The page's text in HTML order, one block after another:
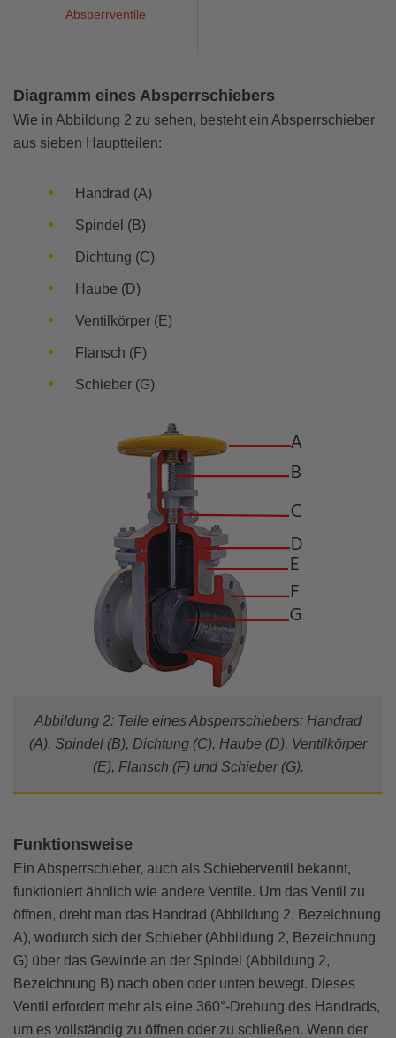
Absperrventile
Diagramm eines Absperrschiebers
Wie in Abbildung 2 zu sehen, besteht ein Absperrschieber
aus sieben Hauptteilen:
Handrad (A)
Spindel (B)
Dichtung (C)
Haube (D)
Ventilkörper (E)
Flansch (F)
Schieber (G)
Abbildung 2: Teile eines Absperrschiebers: Handrad
(A), Spindel (B), Dichtung (C), Haube (D), Ventilkörper
(E), Flansch (F) und Schieber (G).
Funktionsweise
Ein Absperrschieber, auch als Schieberventil bekannt,
funktioniert ähnlich wie andere Ventile. Um das Ventil zu
öffnen, dreht man das Handrad (Abbildung 2, Bezeichnung
A), wodurch sich der Schieber (Abbildung 2, Bezeichnung
G) über das Gewinde an der Spindel (Abbildung 2,
Bezeichnung B) nach oben oder unten bewegt. Dieses
Ventil erfordert mehr als eine 360°-Drehung des Handrads,
um es vollständig zu öffnen oder zu schließen. Wenn der